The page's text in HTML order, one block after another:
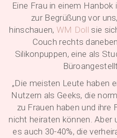
Eine Frau in einem
zur Begrüßung vor
hinschauen, WM Doll sie
Couch rechts
Silikonpuppen, eine als
„Die meisten Leute haben
Nutzern als Geeks, die
zu Frauen haben und
nicht heiraten können. Aber
es auch 30-40%, die